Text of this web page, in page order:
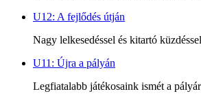
U12: A fejlődés útján
Nagy lelkesedéssel és kitartó
U11: Újra a pályán
Legfiatalabb játékosaink ismét a